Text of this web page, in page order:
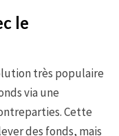
le
très populaire
via une
Cette
des fonds, mais